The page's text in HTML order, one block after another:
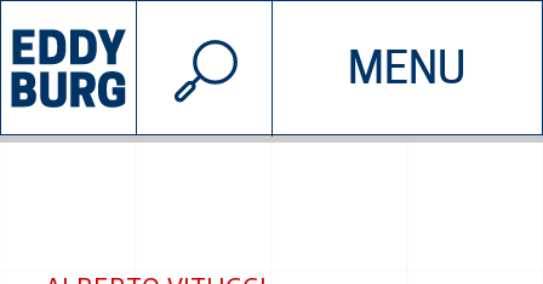
MENU
INIZIATIVE CHI SIAMO
© 2026 EDDYBURG